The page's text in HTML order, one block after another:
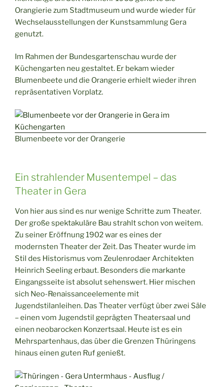
Orangierie zum Stadtmuseum und wurde wieder für
Wechselausstellungen der Kunstsammlung Gera
genutzt.
Im Rahmen der Bundesgartenschau wurde der
Küchengarten neu gestaltet. Er bekam wieder
Blumenbeete und die Orangerie erhielt wieder ihren
repräsentativen Vorplatz.
Blumenbeete vor der Orangerie
Ein strahlender Musentempel – das
Theater in Gera
Von hier aus sind es nur wenige Schritte zum Theater.
Der große spektakuläre Bau strahlt schon von weitem.
Zu seiner Eröffnung 1902 war es eines der
modernsten Theater der Zeit. Das Theater wurde im
Stil des Historismus vom Zeulenrodaer Architekten
Heinrich Seeling erbaut. Besonders die markante
Eingangsseite ist absolut sehenswert. Hier mischen
sich Neo-Renaissanceelemente mit
Jugendstilanleihen. Das Theater verfügt über zwei Säle
– einen vom Jugendstil geprägten Theatersaal und
einen neobarocken Konzertsaal. Heute ist es ein
Mehrspartenhaus, das über die Grenzen Thüringens
hinaus einen guten Ruf genießt.